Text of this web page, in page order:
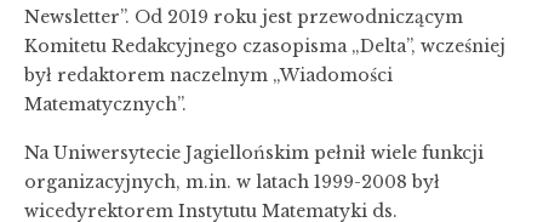
Newsletter”. Od 2019 roku jest przewodniczącym
Komitetu Redakcyjnego czasopisma „Delta”, wcześniej
był redaktorem naczelnym „Wiadomości
Matematycznych”.
Na Uniwersytecie Jagiellońskim pełnił wiele funkcji
organizacyjnych, m.in. w latach 1999-2008 był
wicedyrektorem Instytutu Matematyki ds.